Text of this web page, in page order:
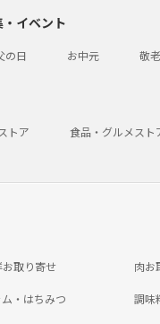
イベント
の日 お中元 敬
トア 食品・グルメスト
取り寄せ 肉お
ム・はちみつ 調味